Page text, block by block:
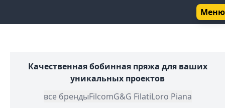
Меню
Качественная бобинная пряжа для ваших
уникальных проектов
все брендыFilcomG&G FilatiLoro Piana